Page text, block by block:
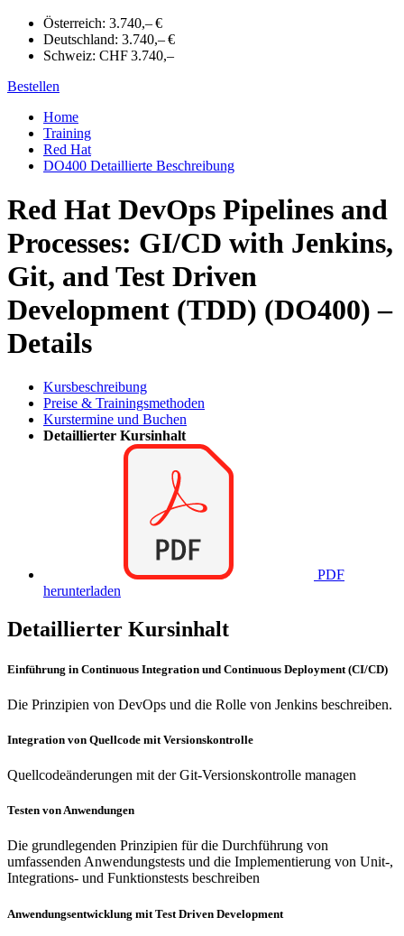
Österreich: 3.740,– €
Deutschland: 3.740,– €
Schweiz: CHF 3.740,–
Bestellen
Home
Training
Red Hat
DO400 Detaillierte Beschreibung
Red Hat DevOps Pipelines and
Processes: GI/CD with Jenkins,
Git, and Test Driven
Development (TDD) (DO400) –
Details
Kursbeschreibung
Preise & Trainingsmethoden
Kurstermine und Buchen
Detaillierter Kursinhalt
PDF
herunterladen
Detaillierter Kursinhalt
Einführung in Continuous Integration und Continuous Deployment (CI/CD)
Die Prinzipien von DevOps und die Rolle von Jenkins beschreiben.
Integration von Quellcode mit Versionskontrolle
Quellcodeänderungen mit der Git-Versionskontrolle managen
Testen von Anwendungen
Die grundlegenden Prinzipien für die Durchführung von
umfassenden Anwendungstests und die Implementierung von Unit-,
Integrations- und Funktionstests beschreiben
Anwendungsentwicklung mit Test Driven Development